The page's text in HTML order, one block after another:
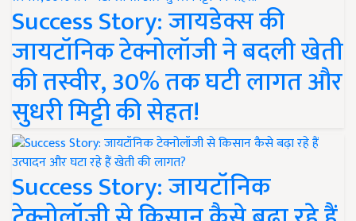
Success Story: जायडेक्स की
जायटॉनिक टेक्नोलॉजी ने बदली खेती
की तस्वीर, 30% तक घटी लागत और
सुधरी मिट्टी की सेहत!
Success Story: जायटॉनिक